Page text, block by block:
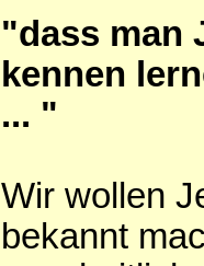
"dass man
kennen
... "
Wir wollen
bekannt